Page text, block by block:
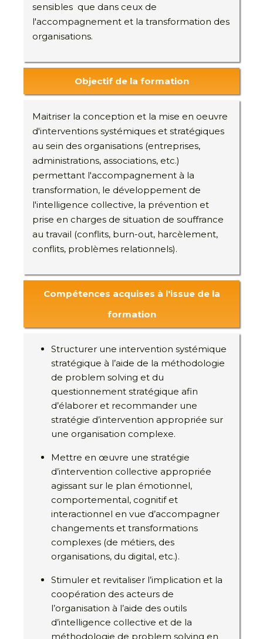
sensibles que dans ceux de
l'accompagnement et la transformation des
organisations.
Objectif de la formation
Maitriser la conception et la mise en oeuvre
d'interventions systémiques et stratégiques
au sein des organisations (entreprises,
administrations, associations, etc.)
permettant l'accompagnement à la
transformation, le développement de
l'intelligence collective, la prévention et
prise en charges de situation de souffrance
au travail (conflits, burn-out, harcèlement,
conflits, problèmes relationnels).
Compétences acquises à l'issue de la
formation
Structurer une intervention systémique
stratégique à l’aide de la méthodologie
de problem solving et du
questionnement stratégique afin
d’élaborer et recommander une
stratégie d’intervention appropriée sur
une organisation complexe.
Mettre en œuvre une stratégie
d’intervention collective appropriée
agissant sur le plan émotionnel,
comportemental, cognitif et
interactionnel en vue d’accompagner
changements et transformations
complexes (de métiers, des
organisations, du digital, etc.).
Stimuler et revitaliser l’implication et la
coopération des acteurs de
l’organisation à l’aide des outils
d’intelligence collective et de la
méthodologie de problem solving en